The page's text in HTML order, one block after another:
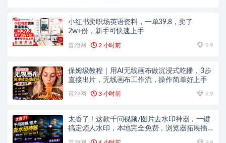
小红书卖职场英语资料，一单39.8，卖了
2w+份，新手可快速上手
冒泡网 2 小时前 9.9
保姆级教程｜用AI无线画布做沉浸式吃播，3步
直接出片，无线画布工作流，操作简单好上手
冒泡网 3 小时前 9.9
太香了！这款千问视频/图片去水印神器，一键
搞定烦人水印，本地完全免费，浏览器拓展插